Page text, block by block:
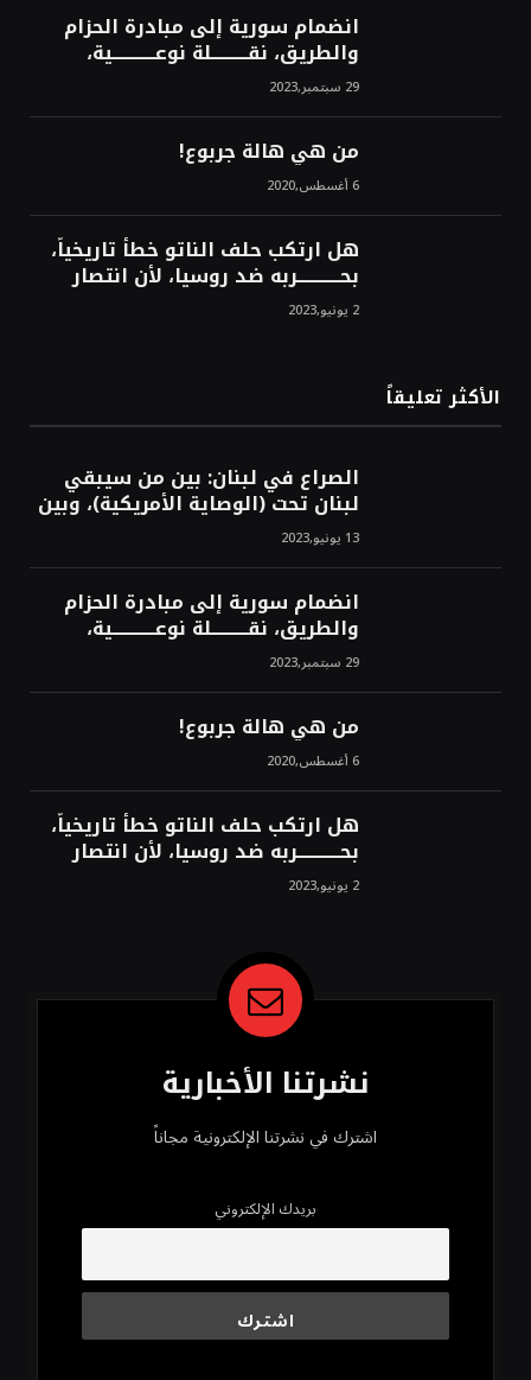
انضمام سورية إلى مبادرة الحزام
والطريق، نقــــــــــلة نوعــــــــــــية،
استراتيجية، تاريخية، نهائية، نحو
الشرق!محمد محسن29 سبتمبر,2023
من هي هالة جربوع!
6 أغسطس,2020
هل ارتكب حلف الناتو خطأً تاريخياً،
بحــــــــــــربه ضد روسيا، لأن انتصار
روسيا الحتمي، سيفتت الناتو!محمد
محسن 2 يونيو,2023
الأكثر تعليقاً
الصراع في لبنان: بين من سيبقي
لبنان تحت (الوصاية الأمريكية)، وبين
من سيخرج لبنان من النفق الغربي!
محمد محسن13 يونيو,2023
انضمام سورية إلى مبادرة الحزام
والطريق، نقــــــــــلة نوعــــــــــــية،
استراتيجية، تاريخية، نهائية، نحو
الشرق!محمد محسن29 سبتمبر,2023
من هي هالة جربوع!
6 أغسطس,2020
هل ارتكب حلف الناتو خطأً تاريخياً،
بحــــــــــــربه ضد روسيا، لأن انتصار
روسيا الحتمي، سيفتت الناتو!محمد
محسن 2 يونيو,2023
نشرتنا الأخبارية
اشترك في نشرتنا الإلكترونية مجاناً
بريدك الإلكتروني